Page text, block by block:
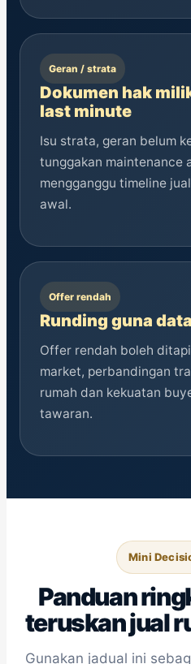
Geran / strata
Dokumen hak
last minute
Isu strata, geran belum
tunggakan maintenance
mengganggu timeline
awal.
Offer rendah
Runding guna
Offer rendah boleh
market, perbandingan
rumah dan kekuatan
tawaran.
Mini
Panduan
teruskan jual
Gunakan jadual ini